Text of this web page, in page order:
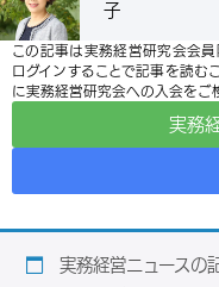
子
この記事は実務経営研究会会
ログインすることで記事を読む
に実務経営研究会への入会をご
実務
実務経営ニュースの